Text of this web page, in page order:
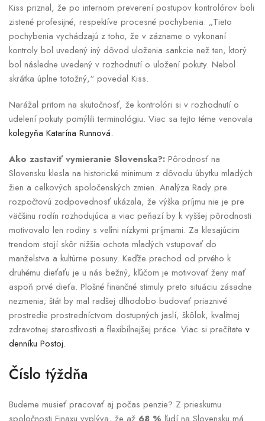
Kiss priznal, že po internom preverení postupov kontrolórov boli
zistené profesijné, respektíve procesné pochybenia. „Tieto
pochybenia vychádzajú z toho, že v zázname o vykonaní
kontroly bol uvedený iný dôvod uloženia sankcie než ten, ktorý
bol následne uvedený v rozhodnutí o uložení pokuty. Nebol
skrátka úplne totožný,“ povedal Kiss.
Narážal pritom na skutočnosť, že kontrolóri si v rozhodnutí o
udelení pokuty pomýlili terminológiu. Viac sa tejto téme venovala
kolegyňa Katarína Runnová.
Ako zastaviť vymieranie Slovenska?: Pôrodnosť na
Slovensku klesla na historické minimum z dôvodu úbytku mladých
žien a celkových spoločenských zmien. Analýza Rady pre
rozpočtovú zodpovednosť ukázala, že výška príjmu nie je pre
väčšinu rodín rozhodujúca a viac peňazí by k vyššej pôrodnosti
motivovalo len rodiny s veľmi nízkymi príjmami. Za klesajúcim
trendom stojí skôr nižšia ochota mladých vstupovať do
manželstva a kultúrne posuny. Keďže prechod od prvého k
druhému dieťaťu je u nás bežný, kľúčom je motivovať ženy mať
aspoň prvé dieťa. Plošné finančné stimuly preto situáciu zásadne
nezmenia; štát by mal radšej dlhodobo budovať priaznivé
prostredie prostredníctvom dostupných jaslí, škôlok, kvalitnej
zdravotnej starostlivosti a flexibilnejšej práce. Viac si prečítate v
denníku Postoj.
Číslo týždňa
Budeme musieť pracovať aj počas penzie? Z prieskumu